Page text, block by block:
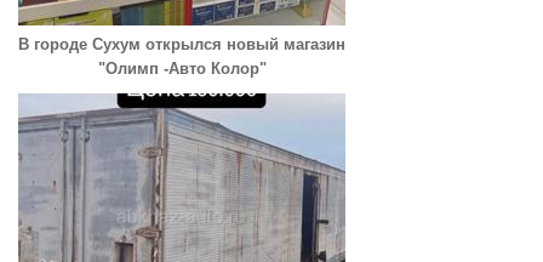
В городе Сухум открылся новый магазин
"Олимп -Авто Колор"